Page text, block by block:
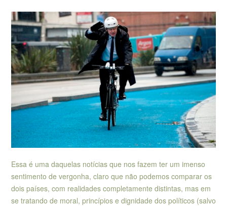
Essa é uma daquelas notícias que nos fazem ter um imenso
sentimento de vergonha, claro que não podemos comparar os
dois países, com realidades completamente distintas, mas em
se tratando de moral, princípios e dignidade dos políticos (salvo